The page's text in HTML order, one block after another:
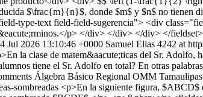
$\frac{m}{n}$, donde $m$ y $n$ no tienen
type-text field-field-sugerencia"> <div
p> </div> </div> </div> </fieldset>
Jul 2026 13:10:46 +0000 Samuel Elias 4242 at
la clase de matem&aacute;ticas del Sr.
tiene el Sr. Adolfo en total? En otras
Álgebra Básico Regional OMM
sombreadas <p>En la siguiente figura, $ABCD$